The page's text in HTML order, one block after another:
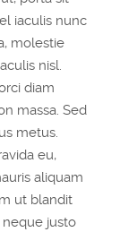
iaculis nunc
molestie
nisl.
diam
massa. Sed
metus.
eu,
aliquam
ut blandit
justo